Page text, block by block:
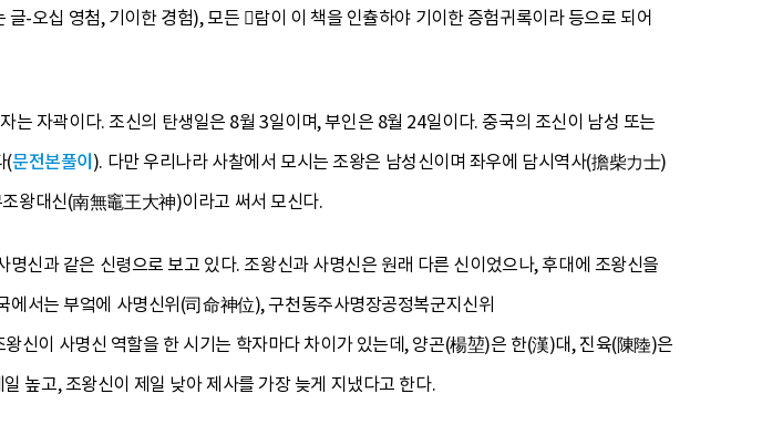
-오십 영첨, 기이한 경험), 모든 람이 이 책을 인츌하야 기이한 증험귀록이라 등으로 되어
는 자곽이다. 조신의 탄생일은 8월 3일이며, 부인은 8월 24일이다. 중국의 조신이 남성 또는
(문전본풀이). 다만 우리나라 사찰에서 모시는 조왕은 남성신이며 좌우에 담시역사(擔柴力士)
왕대신(南無竈王大神)이라고 써서 모신다.
신과 같은 신령으로 보고 있다. 조왕신과 사명신은 원래 다른 신이었으나, 후대에 조왕신을
서는 부엌에 사명신위(司命神位), 구천동주사명장공정복군지신위
이 사명신 역할을 한 시기는 학자마다 차이가 있는데, 양곤(楊堃)은 한(漢)대, 진육(陳陸)은
높고, 조왕신이 제일 낮아 제사를 가장 늦게 지냈다고 한다.